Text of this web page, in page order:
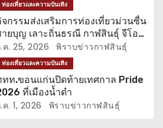
ท่องเที่ยวและความบันเทิง
กรรมส่งเสริมการท่องเที่ยวม่วนซื่น
ยบุญ เลาะถิ่นธรณี กาฬสินธุ์ จีโอ
ร์ค
ค. 25, 2026 พิราบข่าวกาฬสินธุ์
ท่องเที่ยวและความบันเทิง
ท.ขอนแก่นปิดท้ายเทศกาล Pride
ที่เมืองน้ำดำ
ค. 1, 2026 พิราบข่าวกาฬสินธุ์